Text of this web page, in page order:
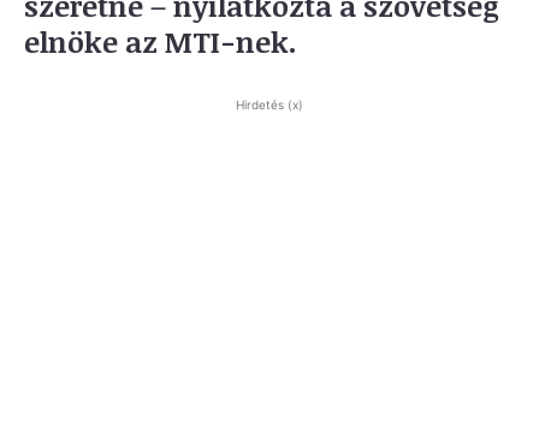
elnöke az MTI-nek.
Hirdetés (x)